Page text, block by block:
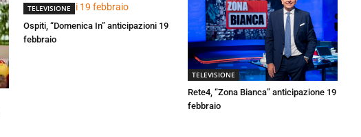
TELEVISIONE
Ospiti, “Domenica In” anticipazioni 19
febbraio
TELEVISIONE
Rete4, “Zona Bianca” anticipazione 19
febbraio